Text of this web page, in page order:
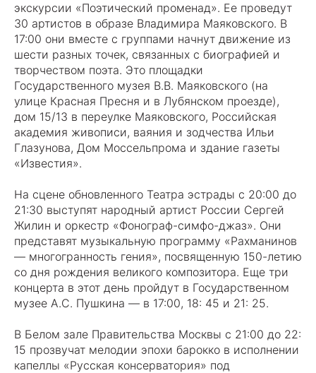
экскурсии «Поэтический променад». Ее проведут
30 артистов в образе Владимира Маяковского. В
17:00 они вместе с группами начнут движение из
шести разных точек, связанных с биографией и
творчеством поэта. Это площадки
Государственного музея В.В. Маяковского (на
улице Красная Пресня и в Лубянском проезде),
дом 15/13 в переулке Маяковского, Российская
академия живописи, ваяния и зодчества Ильи
Глазунова, Дом Моссельпрома и здание газеты
«Известия».
На сцене обновленного Театра эстрады с 20:00 до
21:30 выступят народный артист России Сергей
Жилин и оркестр «Фонограф-симфо-джаз». Они
представят музыкальную программу «Рахманинов
— многогранность гения», посвященную 150-летию
со дня рождения великого композитора. Еще три
концерта в этот день пройдут в Государственном
музее А.С. Пушкина — в 17:00, 18: 45 и 21: 25.
В Белом зале Правительства Москвы с 21:00 до 22:
15 прозвучат мелодии эпохи барокко в исполнении
капеллы «Русская консерватория» под